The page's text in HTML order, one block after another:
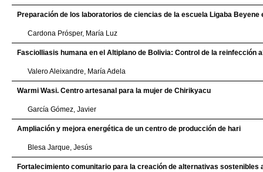
Preparación de los laboratorios de ciencias de la escuela Ligaba Beyene
Cardona Prósper, María Luz
Fasciolliasis humana en el Altiplano de Bolivia: Control de la reinfección
Valero Aleixandre, María Adela
Warmi Wasi. Centro artesanal para la mujer de Chirikyacu
García Gómez, Javier
Ampliación y mejora energética de un centro de producción de hari
Blesa Jarque, Jesús
Fortalecimiento comunitario para la creación de alternativas sostenibles